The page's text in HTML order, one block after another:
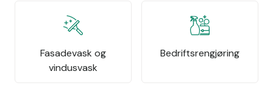
Fasadevask og
vindusvask
Bedriftsrengjøring